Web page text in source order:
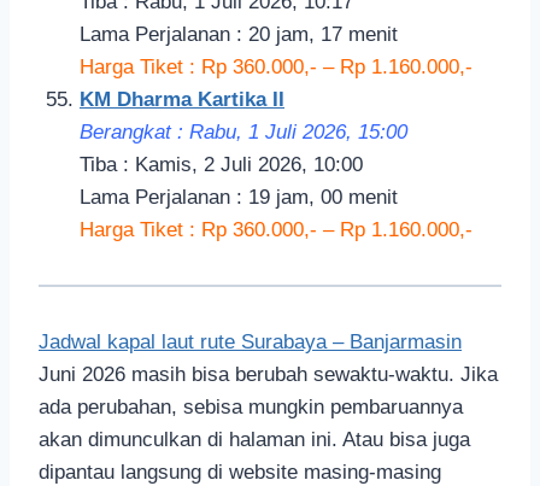
Lama Perjalanan : 20 jam, 17 menit
Harga Tiket : Rp 360.000,- – Rp 1.160.000,-
KM Dharma Kartika II
Berangkat : Rabu, 1 Juli 2026, 15:00
Tiba : Kamis, 2 Juli 2026, 10:00
Lama Perjalanan : 19 jam, 00 menit
Harga Tiket : Rp 360.000,- – Rp 1.160.000,-
Jadwal kapal laut rute Surabaya – Banjarmasin
Juni 2026 masih bisa berubah sewaktu-waktu. Jika
ada perubahan, sebisa mungkin pembaruannya
akan dimunculkan di halaman ini. Atau bisa juga
dipantau langsung di website masing-masing